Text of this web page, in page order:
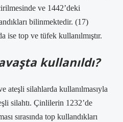
ve 1442’deki
bilinmektedir. (17)
ise top ve tüfek kullanılmıştır.
kullanıldı?
ateşli silahlarda kullanılmasıyla
silahtı. Çinlilerin 1232’de
sırasında top kullandıkları